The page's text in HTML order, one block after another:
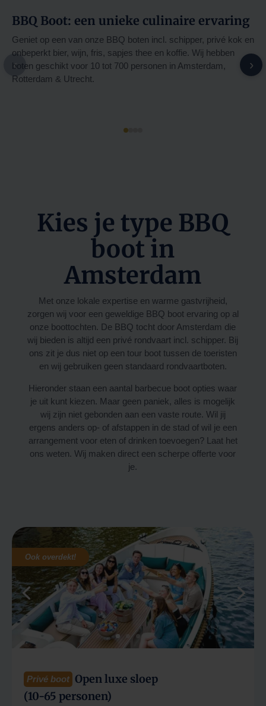
BBQ Boot: een unieke culinaire ervaring
Geniet op een van onze BBQ boten incl. schipper, privé kok en
onbeperkt bier, wijn, fris, sapjes thee en koffie. Wij hebben
boten geschikt voor 10 tot 700 personen in Amsterdam,
Rotterdam & Utrecht.
N
N
‹ ›
Kies je type BBQ
boot in
Amsterdam
Met onze lokale expertise en warme gastvrijheid,
zorgen wij voor een geweldige BBQ boot ervaring op al
onze boottochten. De BBQ tocht door Amsterdam die
wij bieden is altijd een privé rondvaart incl. schipper. Bij
ons zit je dus niet op een tour boot tussen de toeristen
en wij gebruiken geen standaard rondvaartboten.
Hieronder staan een aantal barbecue boot opties waar
je uit kunt kiezen. Maar geen paniek, alles is mogelijk
wij zijn niet gebonden aan een vaste route. Wil jij
ergens anders op- of afstappen in de stad of wil je een
arrangement voor eten of drinken toevoegen? Laat het
ons weten. Wij maken direct een scherpe offerte voor
je.
Ook overdekt!
Privé boot Open luxe sloep
(10-65 personen)